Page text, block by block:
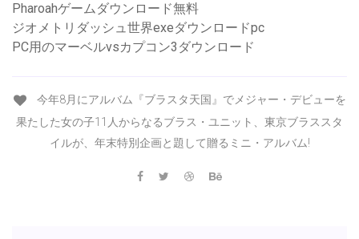
Pharoahゲームダウンロード無料
ジオメトリダッシュ世界exeダウンロードpc
PC用のマーベルvsカプコン3ダウンロード
今年8月にアルバム『ブラスタ天国』でメジャー・デビューを
果たした女の子11人からなるブラス・ユニット、東京ブラススタ
イルが、年末特別企画と題して贈るミニ・アルバム!